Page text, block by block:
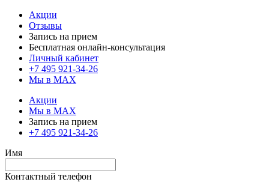
Акции
Отзывы
Запись на прием
Бесплатная онлайн-консультация
Личный кабинет
+7 495 921-34-26
Мы в MAX
Акции
Мы в MAX
Запись на прием
+7 495 921-34-26
Имя
Контактный телефон